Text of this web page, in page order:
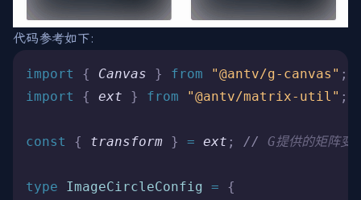
代码参考如下:
import { Canvas } from "@antv/g-canvas" ;
import { ext } from "@antv/matrix-util" ;
const { transform } = ext ; // G提供的矩阵变
type ImageCircleConfig = {